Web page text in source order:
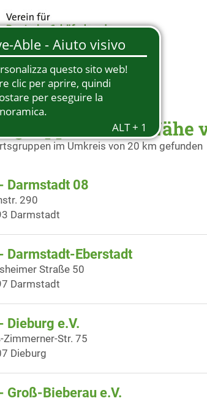
in der Nähe
im Umkreis von 20 km gefunden
Darmstadt 08
290
Darmstadt
Darmstadt-Eberstadt
Straße 50
Darmstadt
Dieburg e.V.
Zimmerner-Str. 75
Dieburg
Groß-Bieberau e.V.